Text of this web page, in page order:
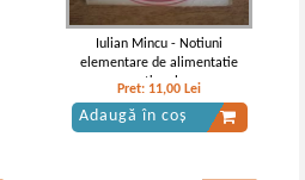
Iulian Mincu - Notiuni
elementare de alimentatie
rationala
Pret: 11,00 Lei
Adaugă în coș